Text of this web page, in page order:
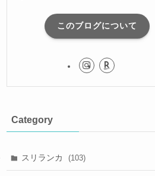
このブログについて
Category
スリランカ (103)